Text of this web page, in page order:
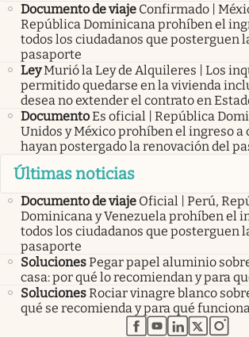
Documento de viaje Confirmado |
República Dominicana prohíben el
todos los ciudadanos que posterguen
pasaporte
LeyMurió la Ley de Alquileres | Los
permitido quedarse en la vivienda
desea no extender el contrato en
DocumentoEs oficial | República
Unidos y México prohíben el ingreso a
hayan postergado la renovación del
Últimas noticias
Documento de viaje Oficial | Perú,
Dominicana y Venezuela prohíben el
todos los ciudadanos que posterguen
pasaporte
SolucionesPegar papel aluminio
casa: por qué lo recomiendan y para
SolucionesRociar vinagre blanco
qué se recomienda y para qué
abre en nueva
abre en nueva
abre en
abre